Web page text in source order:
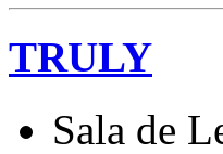
TRULY
Sala de